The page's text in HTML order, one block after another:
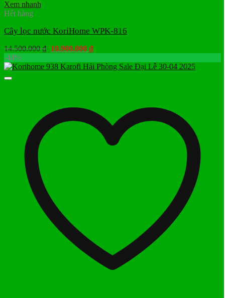
Xem nhanh
Hết hàng
Cây lọc nước KoriHome WPK-816
14.500.000₫ Giá
là:
10.900.000 ₫Giá
tại
-44%